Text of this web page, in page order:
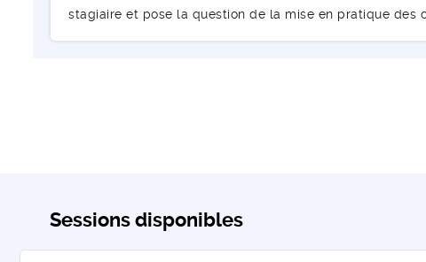
stagiaire et pose la question de la mise en pratique des
Sessions disponibles